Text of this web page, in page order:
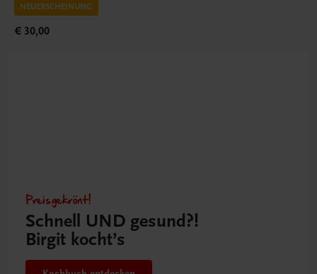
NEUERSCHEINUNG
€ 30,00
Preisgekrönt!
Schnell UND gesund?!
Birgit kocht’s